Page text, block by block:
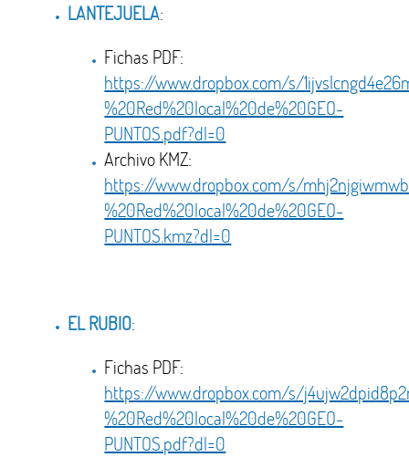
LANTEJUELA:
Fichas PDF:
https://www.dropbox.com/s/
%20Red%20local%20de%20GEO-
PUNTOS.pdf?dl=0
Archivo KMZ:
https://www.dropbox.com/s/
%20Red%20local%20de%20GEO-
PUNTOS.kmz?dl=0
EL RUBIO:
Fichas PDF:
https://www.dropbox.com/s/
%20Red%20local%20de%20GEO-
PUNTOS.pdf?dl=0